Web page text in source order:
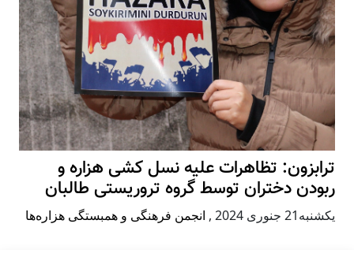
ترابزون: تظاهرات علیه نسل کشی هزاره و
ربودن دختران توسط گروه تروریستی طالبان
يكشنبه21 جنوری 2024 , انجمن فرهنگی و همبستگی هزاره‌ها